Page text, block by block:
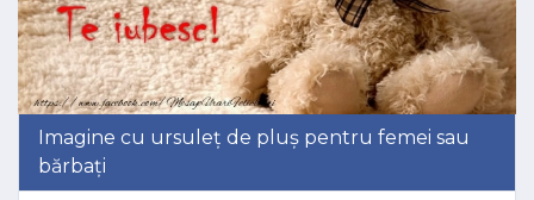
Imagine cu ursuleț de pluș pentru femei sau
bărbați